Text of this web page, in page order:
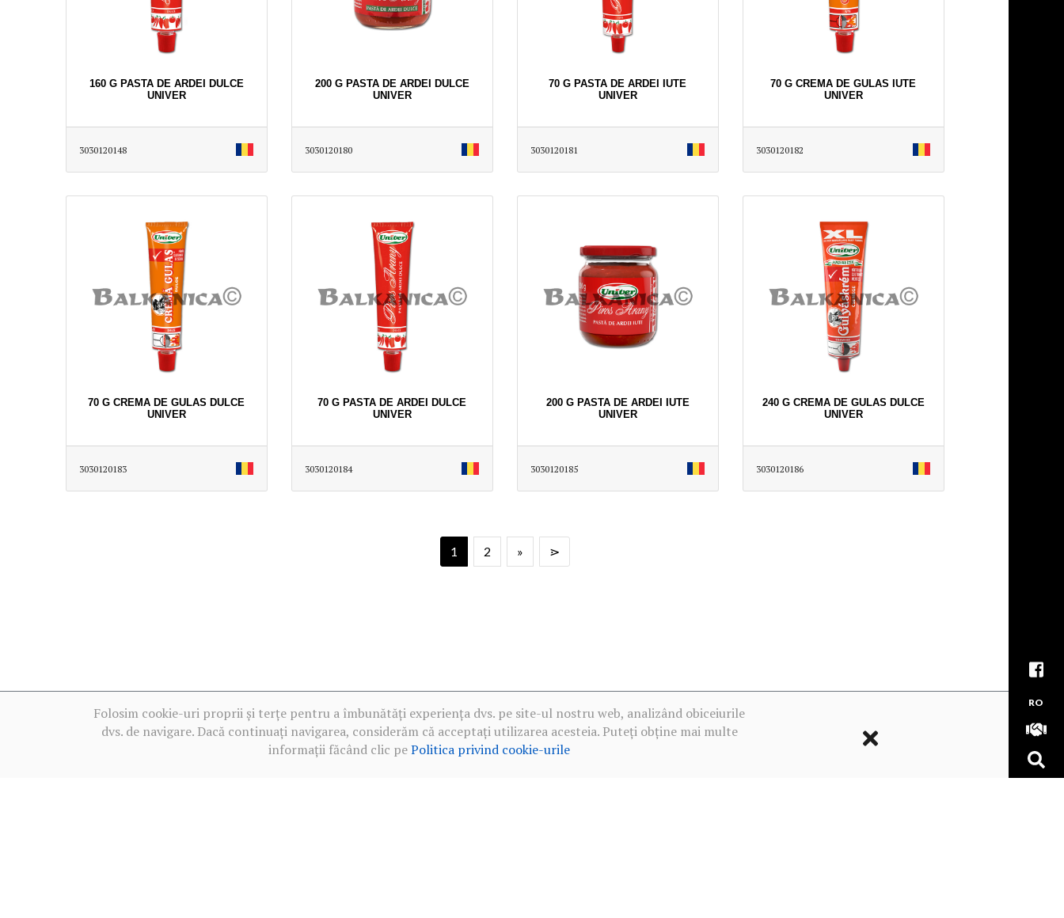
RO
160 G PASTA DE ARDEI DULCE
UNIVER
3030120148
200 G PASTA DE ARDEI DULCE
UNIVER
3030120180
70 G PASTA DE ARDEI IUTE
UNIVER
3030120181
70 G CREMA DE GULAS IUTE
UNIVER
3030120182
70 G CREMA DE GULAS DULCE
UNIVER
3030120183
70 G PASTA DE ARDEI DULCE
UNIVER
3030120184
200 G PASTA DE ARDEI IUTE
UNIVER
3030120185
240 G CREMA DE GULAS DULCE
UNIVER
3030120186
1 2 » ⋗
Folosim cookie-uri proprii și terțe pentru a îmbunătăți experiența dvs. pe site-ul nostru web, analizând obiceiurile
dvs. de navigare. Dacă continuați navigarea, considerăm că acceptați utilizarea acesteia. Puteți obține mai multe
informații făcând clic pePolitica privind cookie-urile